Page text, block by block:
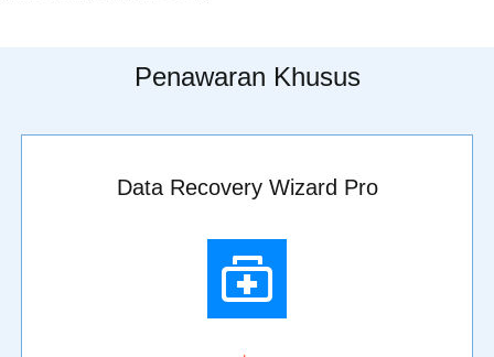
Penawaran Khusus
Data Recovery Wizard Pro